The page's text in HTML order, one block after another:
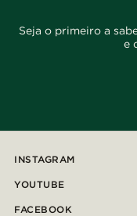
Seja o primeiro a
e
INSTAGRAM
YOUTUBE
FACEBOOK